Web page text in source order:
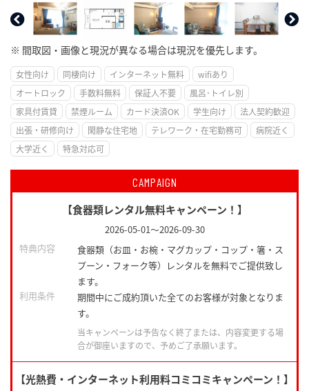
※ 間取図・画像と現況が異なる場合は現況を優先します。
女性向け 同棲向け インターネット無料
wifiあり
オートロック
手数料無料 保証人不要
風呂･トイレ別
家具付賃貸
禁煙ルーム カード決済OK 学生向け
法人契約歓迎
出張・研修向け
閑静な住宅地 テレワーク・在宅勤務可
病院近く
大学近く
特急対応可
CAMPAIGN
【食器類レンタル無料キャンペーン！】
2026-05-01～2026-09-30
特典内容
食器類（お皿・お椀・マグカップ・コップ・箸・ス
プーン・フォーク等）レンタルを無料でご提供致し
ます。
利用条件
期間中にご成約頂いた全てのお客様が対象となりま
す。
当キャンペーンは予告なく終了または、内容変更する場
合が御座いますので、予めご了承願います。
【光熱費・インターネット利用料コミコミキャンペーン！】